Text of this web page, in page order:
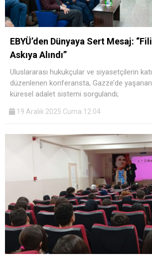
EBYÜ’den Dünyaya Sert Mesaj:
Askıya Alındı”
Uluslararası hukukçular ve siyasetçilerin
düzenlenen konferansta, Gazze’de
küresel adalet sistemi sorgulandı;
19 Aralık 2025 Cuma 12:04